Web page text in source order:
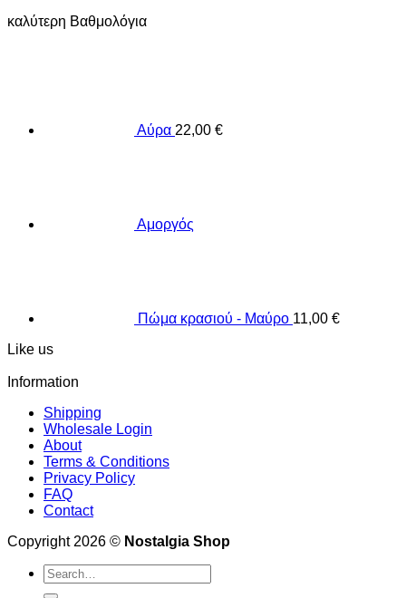
καλύτερη Βαθμολόγια
Αύρα 22,00 €
Αμοργός
Πώμα κρασιού - Μαύρο 11,00 €
Like us
Information
Shipping
Wholesale Login
About
Terms & Conditions
Privacy Policy
FAQ
Contact
Copyright 2026 © Nostalgia Shop
Search
for: